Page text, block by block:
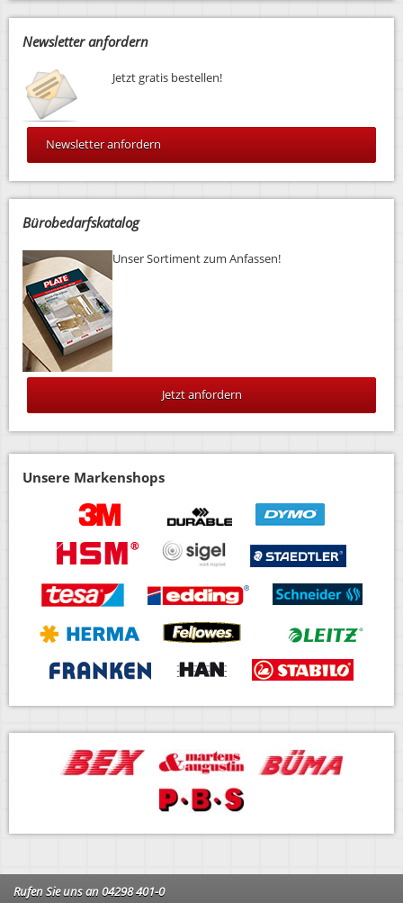
Newsletter anfordern
Jetzt gratis bestellen!
Newsletter anfordern
Bürobedarfskatalog
Unser Sortiment zum Anfassen!
Jetzt anfordern
Unsere Markenshops
Rufen Sie uns an 04298 401-0